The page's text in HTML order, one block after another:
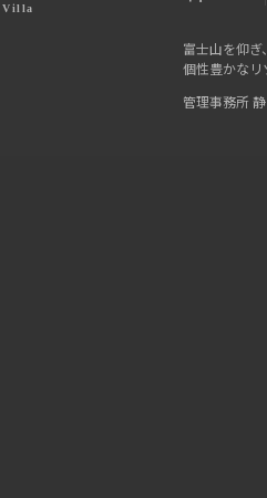
富士山を仰
個性豊かなリ
管理事務所